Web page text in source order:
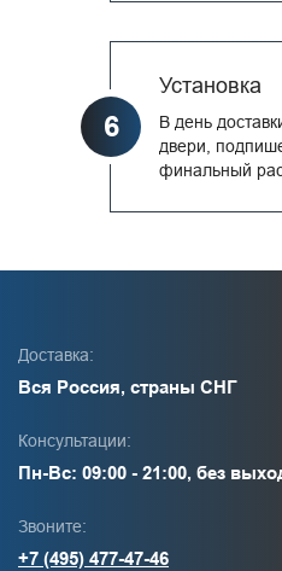
6
Установка
В день
двери,
финальный
Доставка:
Вся Россия, страны СНГ
Консультации:
Пн-Вс: 09:00 - 21:00, без
Звоните:
+7 (495) 477-47-46